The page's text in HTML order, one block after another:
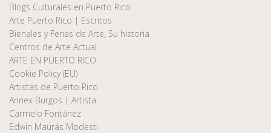
Blogs Culturales en Puerto Rico
Arte Puerto Rico | Escritos
Bienales y Ferias de Arte, Su historia
Centros de Arte Actual
ARTE EN PUERTO RICO
Cookie Policy (EU)
Artistas de Puerto Rico
Annex Burgos | Artista
Carmelo Fontánez
Edwin Maurás Modesti